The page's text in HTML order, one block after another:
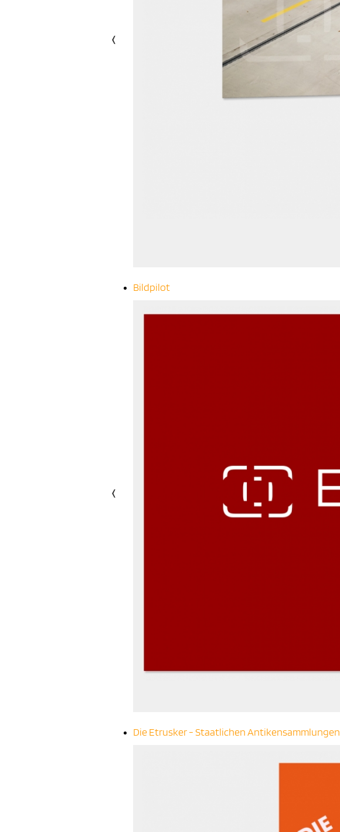
Bildpilot
Die Etrusker - Staatlichen Antikensammlungen